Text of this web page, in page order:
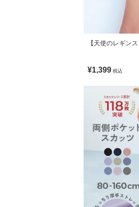
綿60% ポリエス
CHINA
洗濯機洗い可(
ご注意事項
・乾燥機のご使
・摩擦や水、汗
・平置きにて
・生産時期によ
・ご使用のパ
【天使のレギン
¥1,399 税込